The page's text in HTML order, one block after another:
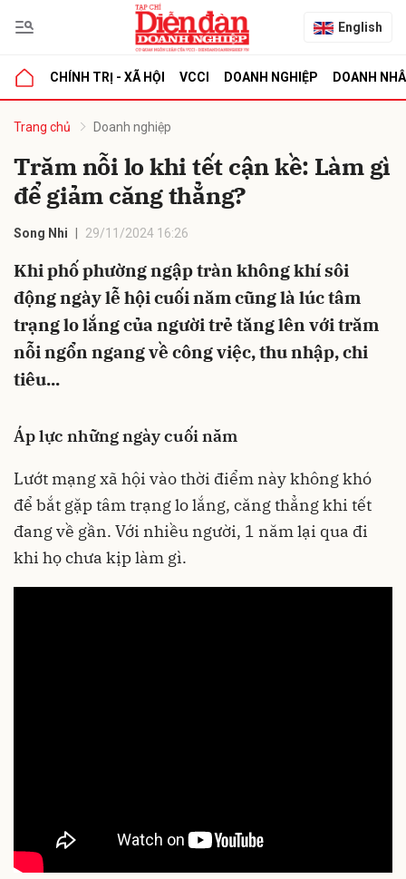
English
CHÍNH TRỊ - XÃ HỘI VCCI DOANH NGHIỆP DOANH
Trang chủ Doanh nghiệp
Trăm nỗi lo khi tết cận kề: Làm gì
để giảm căng thẳng?
Song Nhi 29/11/2024 16:26
Khi phố phường ngập tràn không khí sôi
động ngày lễ hội cuối năm cũng là lúc tâm
trạng lo lắng của người trẻ tăng lên với trăm
nỗi ngổn ngang về công việc, thu nhập, chi
tiêu...
Áp lực những ngày cuối năm
Lướt mạng xã hội vào thời điểm này không khó
để bắt gặp tâm trạng lo lắng, căng thẳng khi tết
đang về gần. Với nhiều người, 1 năm lại qua đi
khi họ chưa kịp làm gì.
luận
Hủy